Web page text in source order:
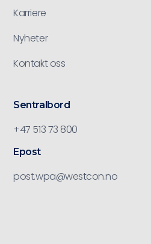
Karriere
Nyheter
Kontakt oss
Sentralbord
+47 513 73 800
Epost
post.wpa@westcon.no